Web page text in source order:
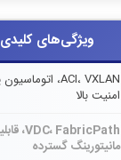
ویژگی‌های کلیدی
امنیت بالا
مانیتورینگ گسترده